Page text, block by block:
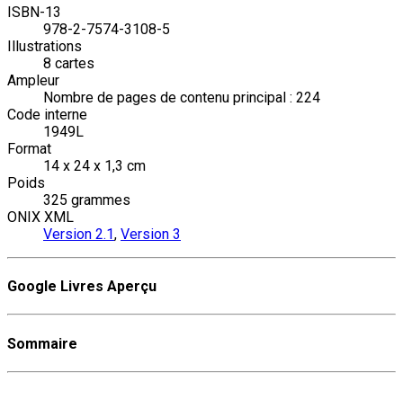
ISBN-13
978-2-7574-3108-5
Illustrations
8 cartes
Ampleur
Nombre de pages de contenu principal : 224
Code interne
1949L
Format
14 x 24 x 1,3 cm
Poids
325 grammes
ONIX XML
Version 2.1, Version 3
Google Livres Aperçu
Sommaire